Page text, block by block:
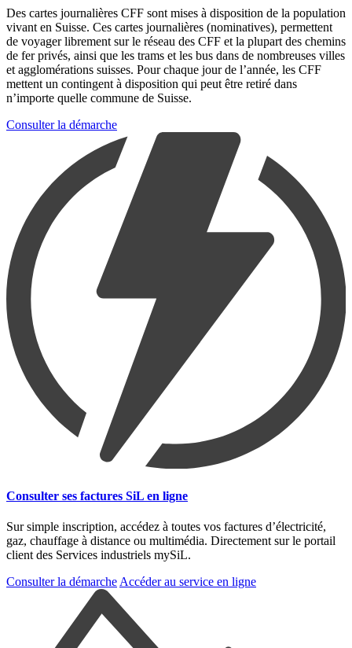
Des cartes journalières CFF sont mises à disposition de la population
vivant en Suisse. Ces cartes journalières (nominatives), permettent
de voyager librement sur le réseau des CFF et la plupart des chemins
de fer privés, ainsi que les trams et les bus dans de nombreuses villes
et agglomérations suisses. Pour chaque jour de l’année, les CFF
mettent un contingent à disposition qui peut être retiré dans
n’importe quelle commune de Suisse.
Consulter la démarche
Consulter ses factures SiL en ligne
Sur simple inscription, accédez à toutes vos factures d’électricité,
gaz, chauffage à distance ou multimédia. Directement sur le portail
client des Services industriels mySiL.
Consulter la démarche Accéder au service en ligne